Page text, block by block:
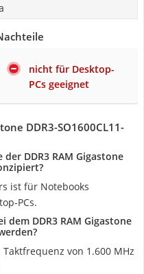
nicht für Desktop-
PCs geeignet
DDR3-SO1600CL11-
DDR3 RAM Gigastone
ist für Notebooks
PCs.
DDR3 RAM Gigastone
von 1.600 MHz